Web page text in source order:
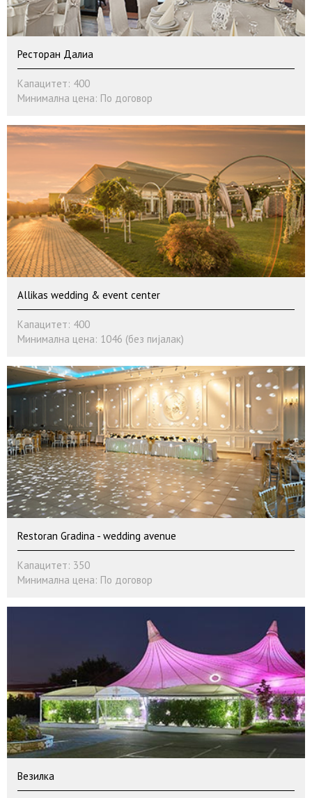
Ресторан Далиа
Капацитет: 400
Минимална цена: По договор
Allikas wedding & event center
Капацитет: 400
Минимална цена: 1046 (без пијалак)
Restoran Gradina - wedding avenue
Капацитет: 350
Минимална цена: По договор
Везилка